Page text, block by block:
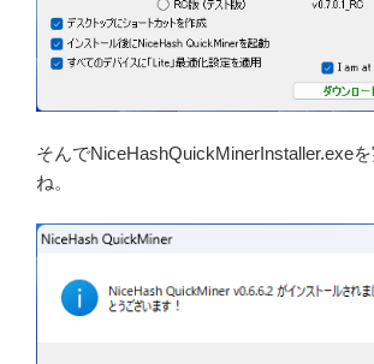
そんでNiceHashQuickMinerInstaller.exe
ね。